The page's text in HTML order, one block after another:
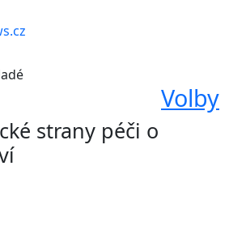
Volby
strany péči o